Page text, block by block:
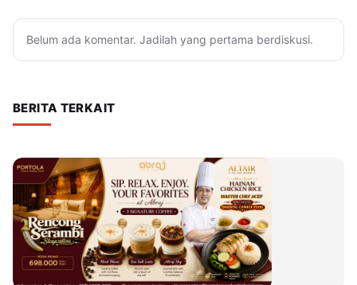
Belum ada komentar. Jadilah yang pertama berdiskusi.
BERITA TERKAIT